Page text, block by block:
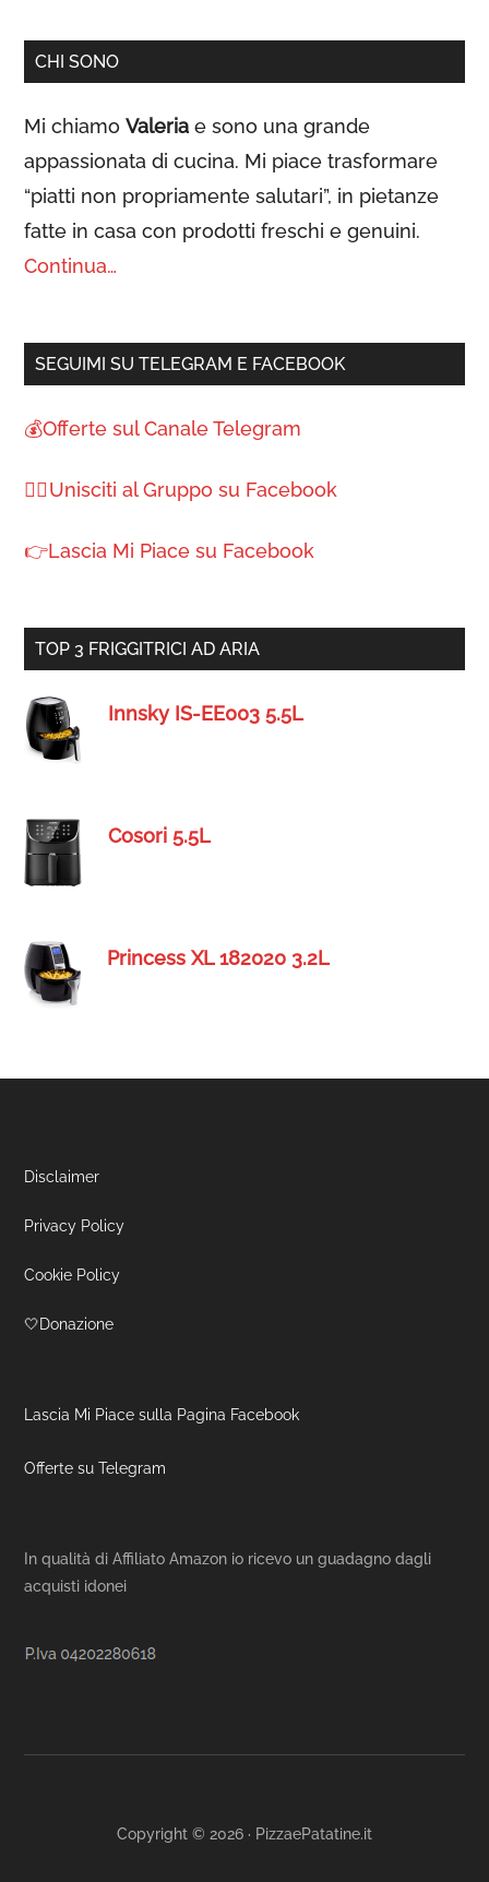
premi
invio...
CHI SONO
Mi chiamoValeria e sono una grande
appassionata di cucina. Mi piace trasformare
“piatti non propriamente salutari”, in pietanze
fatte in casa con prodotti freschi e genuini.
Continua…
SEGUIMI SU TELEGRAM E FACEBOOK
💰Offerte sul Canale Telegram
🙋‍♀️ Unisciti al Gruppo su Facebook
👉Lascia Mi Piace su Facebook
TOP 3 FRIGGITRICI AD ARIA
Innsky IS-EE003 5.5L
Cosori 5.5L
Princess XL 182020 3.2L
Footer
Disclaimer
Privacy Policy
Cookie Policy
🤍Donazione
Lascia Mi Piace sulla Pagina Facebook
Offerte su Telegram
In qualità di Affiliato Amazon io ricevo un guadagno dagli
acquisti idonei
Copyright © 2026 · PizzaePatatine.it